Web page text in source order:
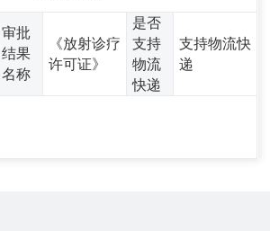
审批
结果
名称
《放射诊疗
许可证》
是否
支持
物流
快递
支持物流快
递